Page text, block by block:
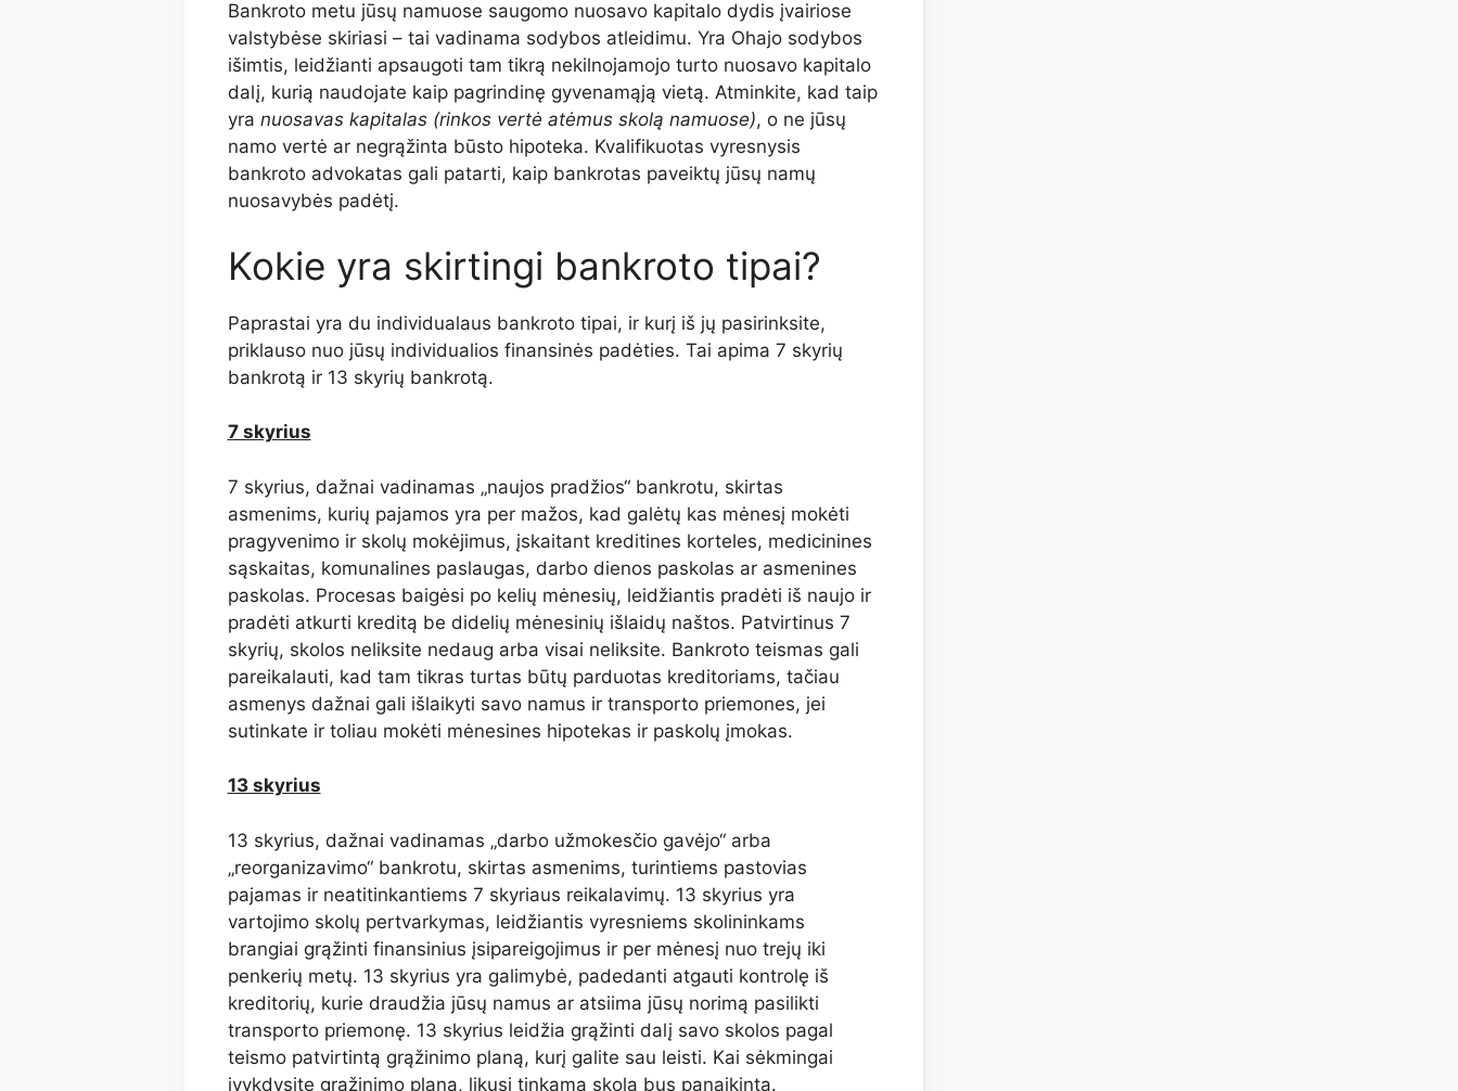
Bankroto metu jūsų namuose saugomo nuosavo kapitalo dydis įvairiose
valstybėse skiriasi – tai vadinama sodybos atleidimu. Yra Ohajo sodybos
išimtis, leidžianti apsaugoti tam tikrą nekilnojamojo turto nuosavo kapitalo
dalį, kurią naudojate kaip pagrindinę gyvenamąją vietą. Atminkite, kad taip
yra nuosavas kapitalas (rinkos vertė atėmus skolą namuose), o ne jūsų
namo vertė ar negrąžinta būsto hipoteka. Kvalifikuotas vyresnysis
bankroto advokatas gali patarti, kaip bankrotas paveiktų jūsų namų
nuosavybės padėtį.
Kokie yra skirtingi bankroto tipai?
Paprastai yra du individualaus bankroto tipai, ir kurį iš jų pasirinksite,
priklauso nuo jūsų individualios finansinės padėties. Tai apima 7 skyrių
bankrotą ir 13 skyrių bankrotą.
7 skyrius
7 skyrius, dažnai vadinamas „naujos pradžios“ bankrotu, skirtas
asmenims, kurių pajamos yra per mažos, kad galėtų kas mėnesį mokėti
pragyvenimo ir skolų mokėjimus, įskaitant kreditines korteles, medicinines
sąskaitas, komunalines paslaugas, darbo dienos paskolas ar asmenines
paskolas. Procesas baigėsi po kelių mėnesių, leidžiantis pradėti iš naujo ir
pradėti atkurti kreditą be didelių mėnesinių išlaidų naštos. Patvirtinus 7
skyrių, skolos neliksite nedaug arba visai neliksite. Bankroto teismas gali
pareikalauti, kad tam tikras turtas būtų parduotas kreditoriams, tačiau
asmenys dažnai gali išlaikyti savo namus ir transporto priemones, jei
sutinkate ir toliau mokėti mėnesines hipotekas ir paskolų įmokas.
13 skyrius
13 skyrius, dažnai vadinamas „darbo užmokesčio gavėjo“ arba
„reorganizavimo“ bankrotu, skirtas asmenims, turintiems pastovias
pajamas ir neatitinkantiems 7 skyriaus reikalavimų. 13 skyrius yra
vartojimo skolų pertvarkymas, leidžiantis vyresniems skolininkams
brangiai grąžinti finansinius įsipareigojimus ir per mėnesį nuo trejų iki
penkerių metų. 13 skyrius yra galimybė, padedanti atgauti kontrolę iš
kreditorių, kurie draudžia jūsų namus ar atsiima jūsų norimą pasilikti
transporto priemonę. 13 skyrius leidžia grąžinti dalį savo skolos pagal
teismo patvirtintą grąžinimo planą, kurį galite sau leisti. Kai sėkmingai
įvykdysite grąžinimo planą, likusi tinkama skola bus panaikinta.